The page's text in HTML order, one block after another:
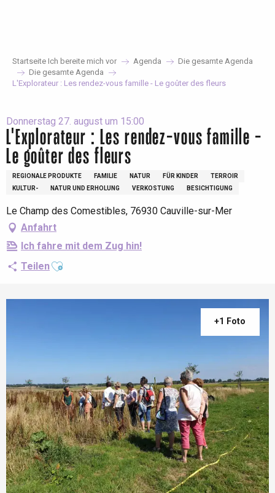
Startseite Ich bereite mich vor Agenda
Die gesamte Agenda
Die gesamte Agenda
L'Explorateur : Les rendez-vous famille - Le goûter des fleurs
Donnerstag 27. august um 15:00
L'Explorateur : Les rendez-vous famille -
Le goûter des fleurs
REGIONALE PRODUKTE FAMILIE NATUR FÜR KINDER
TERROIR
KULTUR-
NATUR UND ERHOLUNG VERKOSTUNG BESICHTIGUNG
Le Champ des Comestibles, 76930 Cauville-sur-Mer
Anfahrt
Ich fahre mit dem Zug hin!
TeilenAjouter aux favoris
+1 Foto